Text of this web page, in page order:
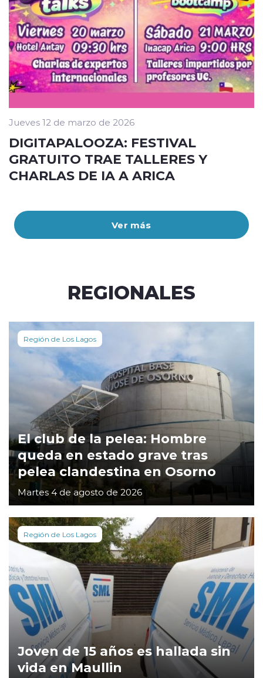
Ver más
Jueves 12 de marzo de 2026
DIGITAPALOOZA: FESTIVAL
GRATUITO TRAE TALLERES Y
CHARLAS DE IA A ARICA
REGIONALES
Región de Los Lagos
El club de la pelea: Hombre
queda en estado grave tras
pelea clandestina en Osorno
Martes 4 de agosto de 2026
Región de Los Lagos
Joven de 15 años es hallada sin
vida en Maullin